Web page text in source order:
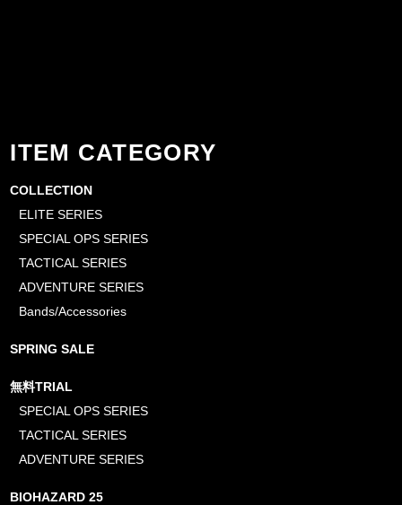
ITEM CATEGORY
COLLECTION
ELITE SERIES
SPECIAL OPS SERIES
TACTICAL SERIES
ADVENTURE SERIES
Bands/Accessories
SPRING SALE
無料TRIAL
SPECIAL OPS SERIES
TACTICAL SERIES
ADVENTURE SERIES
BIOHAZARD 25